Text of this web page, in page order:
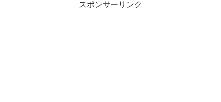
スポンサーリンク